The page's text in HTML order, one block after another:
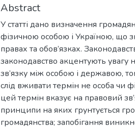
Abstract
У статті дано визначення
фізичною особою і Україною, що
правах та обов’язках.
законодавство акцентують увагу
зв’язку між особою і державою,
слід вживати термін не особа чи
цей термін вказує на правовий
принципи на яких грунтується
громадянства; запобігання